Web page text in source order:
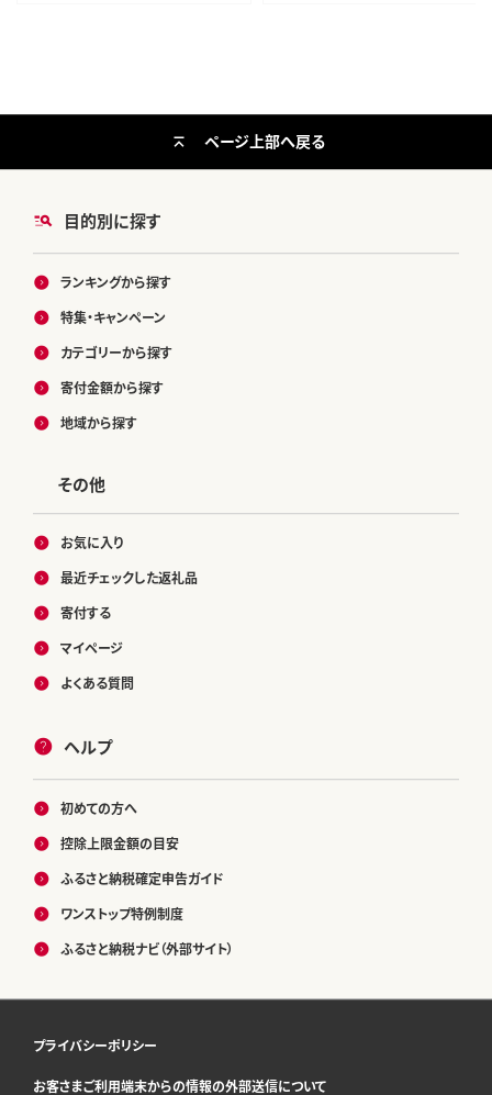
目的別に探す
ランキングから探す
特集・キャンペーン
カテゴリーから探す
寄付金額から探す
地域から探す
その他
お気に入り
最近チェックした返礼品
寄付する
マイページ
よくある質問
ヘルプ
初めての方へ
控除上限金額の目安
ふるさと納税確定申告ガイド
ワンストップ特例制度
ふるさと納税ナビ（外部サイト）
ページ上部へ戻る
プライバシーポリシー
お客さまご利用端末からの情報の外部送信について